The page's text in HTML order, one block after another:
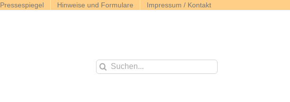
Pressespiegel Hinweise und Formulare Impressum / Kontakt
Suche